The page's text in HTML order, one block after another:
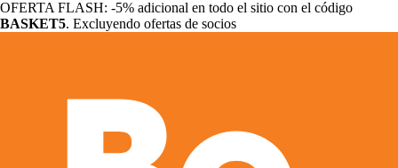
OFERTA FLASH: -5% adicional en todo el sitio con el código
BASKET5. Excluyendo ofertas de socios